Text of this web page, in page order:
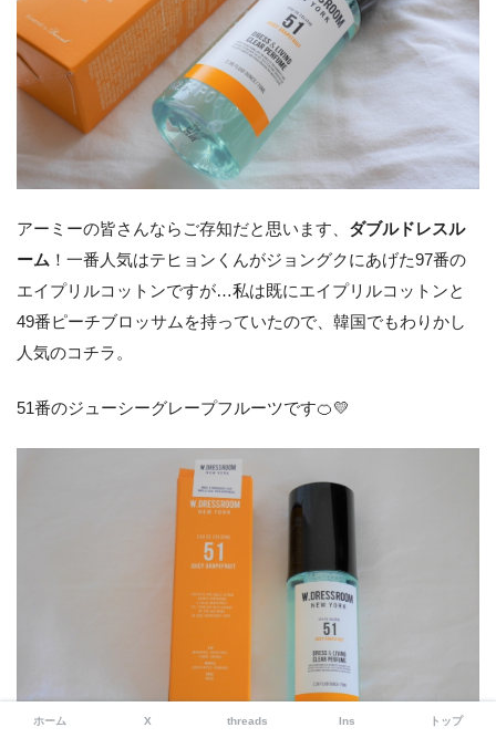
アーミーの皆さんならご存知だと思います、 ダブルドレスル
ーム ！一番人気はテヒョンくんがジョングクにあげた97番の
エイプリルコットンですが…私は既にエイプリルコットンと
49番ピーチブロッサムを持っていたので、韓国でもわりかし
人気のコチラ。
51番のジューシーグレープフルーツです🍊💛
ホーム X threads Ins トップ